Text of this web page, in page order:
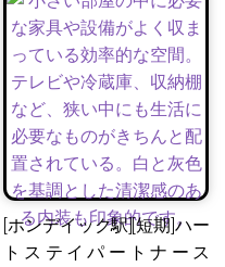
[ホンデイック駅][短期]ハー
トステイパートナース